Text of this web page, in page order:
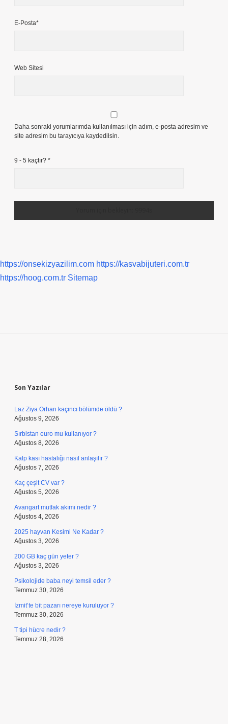
E-Posta*
Web Sitesi
Daha sonraki yorumlarımda kullanılması için adım, e-posta adresim ve
site adresim bu tarayıcıya kaydedilsin.
9 - 5 kaçtır? *
https://onsekizyazilim.com https://kasvabijuteri.com.tr
https://hoog.com.tr Sitemap
Son Yazılar
Laz Ziya Orhan kaçıncı bölümde öldü ?
Ağustos 9, 2026
Sırbistan euro mu kullanıyor ?
Ağustos 8, 2026
Kalp kası hastalığı nasıl anlaşılır ?
Ağustos 7, 2026
Kaç çeşit CV var ?
Ağustos 5, 2026
Avangart mutfak akımı nedir ?
Ağustos 4, 2026
2025 hayvan Kesimi Ne Kadar ?
Ağustos 3, 2026
200 GB kaç gün yeter ?
Ağustos 3, 2026
Psikolojide baba neyi temsil eder ?
Temmuz 30, 2026
İzmit’te bit pazarı nereye kuruluyor ?
Temmuz 30, 2026
T tipi hücre nedir ?
Temmuz 28, 2026